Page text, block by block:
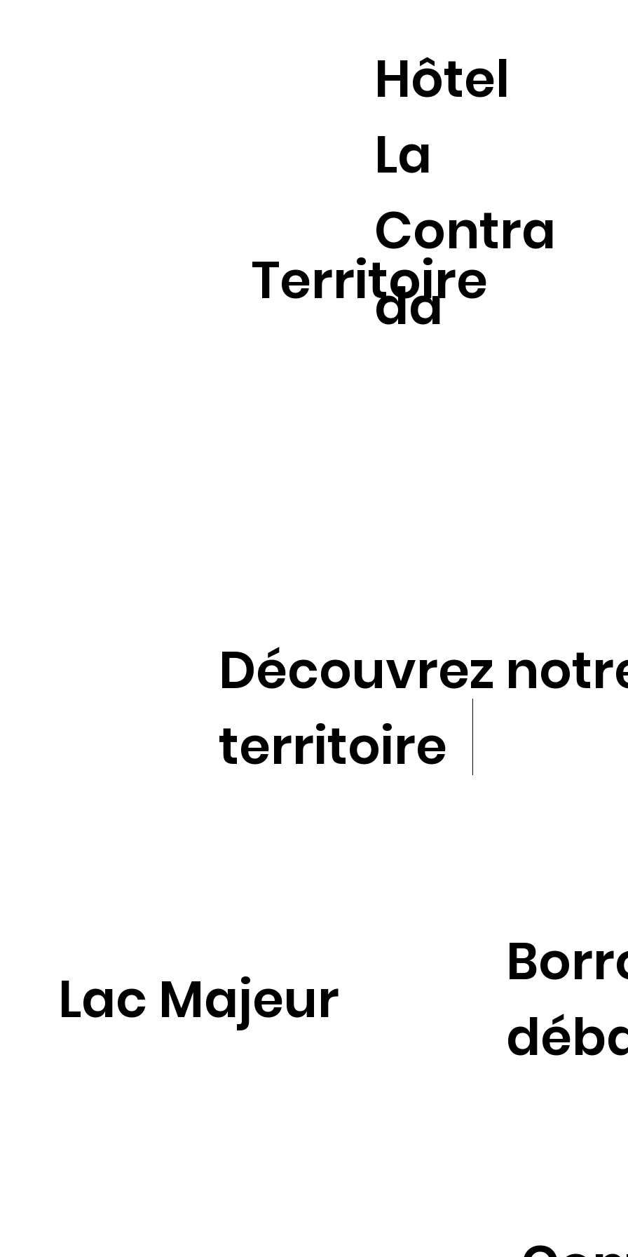
Territoire
Hôtel
La
Contra
da
Découvrez
territoire
Lac Majeur